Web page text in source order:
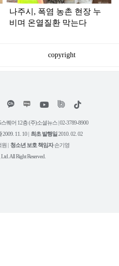
나주시, 폭염 농촌 현장 누
비며 온열질환 막는다
copyright
위
트
리
유
튜
틱
퀘어 12층 (주)소셜뉴스 | 02-3789-8900
2009. 11. 10 | 최초 발행일2010. 02. 02
원 | 청소년 보호 책임자손기영
All Right Reserved.